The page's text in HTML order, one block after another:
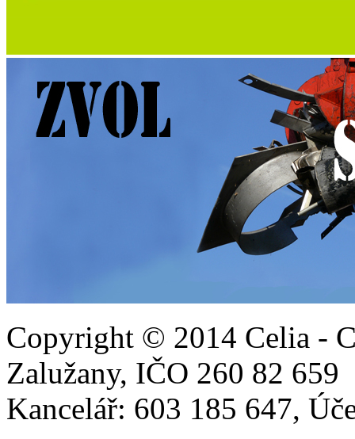
Copyright © 2014 Celia -
Zalužany, IČO 260 82
Kancelář: 603 185 647,